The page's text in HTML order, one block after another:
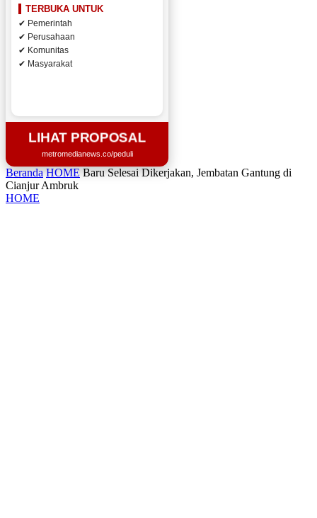
TERBUKA UNTUK
✔ Pemerintah
✔ Perusahaan
✔ Komunitas
✔ Masyarakat
LIHAT PROPOSAL
metromedianews.co/peduli
Beranda HOME Baru Selesai Dikerjakan, Jembatan Gantung di
Cianjur Ambruk
HOME